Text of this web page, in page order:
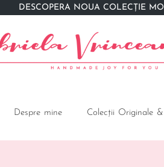
DESCOPERĂ NOUA COLECȚIE
Despre mine Colecții Originale